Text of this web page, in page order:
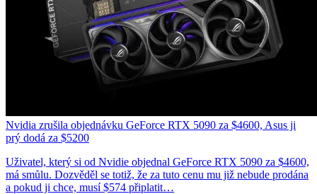
Nvidia zrušila objednávku GeForce RTX 5090 za $4600, Asus ji
prý dodá za $5200
Uživatel, který si od Nvidie objednal GeForce RTX 5090 za $4600,
má smůlu. Dozvěděl se totiž, že za tuto cenu mu již nebude prodána
a pokud ji chce, musí $574 připlatit…